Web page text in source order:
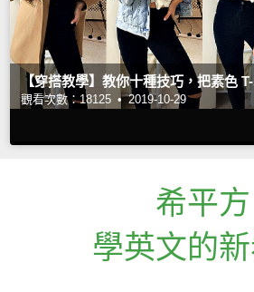
【穿搭教學】教你十種技巧，把素色
觀看次數：18125 • 2019-10-29
希平方
學英文的